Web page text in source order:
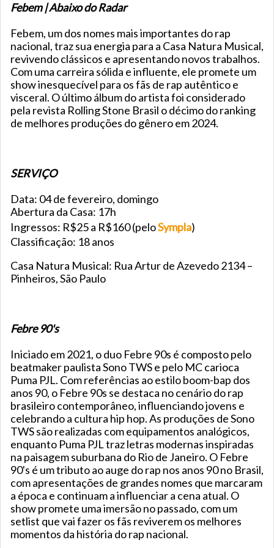
Febem | Abaixo do Radar
Febem, um dos nomes mais importantes do rap
nacional, traz sua energia para a Casa Natura Musical,
revivendo clássicos e apresentando novos trabalhos.
Com uma carreira sólida e influente, ele promete um
show inesquecível para os fãs de rap autêntico e
visceral. O último álbum do artista foi considerado
pela revista Rolling Stone Brasil o décimo do ranking
de melhores produções do gênero em 2024.
SERVIÇO
Data: 04 de fevereiro, domingo
Abertura da Casa: 17h
Ingressos: R$25 a R$160 (peloSympla)
Classificação: 18 anos
Casa Natura Musical: Rua Artur de Azevedo 2134 –
Pinheiros, São Paulo
Febre 90's
Iniciado em 2021, o duo Febre 90s é composto pelo
beatmaker paulista Sono TWS e pelo MC carioca
Puma PJL. Com referências ao estilo boom-bap dos
anos 90, o Febre 90s se destaca no cenário do rap
brasileiro contemporâneo, influenciando jovens e
celebrando a cultura hip hop. As produções de Sono
TWS são realizadas com equipamentos analógicos,
enquanto Puma PJL traz letras modernas inspiradas
na paisagem suburbana do Rio de Janeiro. O Febre
90's é um tributo ao auge do rap nos anos 90 no Brasil,
com apresentações de grandes nomes que marcaram
a época e continuam a influenciar a cena atual. O
show promete uma imersão no passado, com um
setlist que vai fazer os fãs reviverem os melhores
momentos da história do rap nacional.